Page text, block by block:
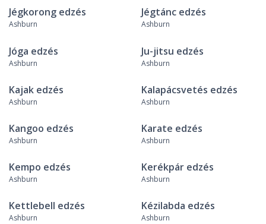
Jégkorong edzés
Ashburn
Jégtánc edzés
Ashburn
Jóga edzés
Ashburn
Ju-jitsu edzés
Ashburn
Kajak edzés
Ashburn
Kalapácsvetés edzés
Ashburn
Kangoo edzés
Ashburn
Karate edzés
Ashburn
Kempo edzés
Ashburn
Kerékpár edzés
Ashburn
Kettlebell edzés
Ashburn
Kézilabda edzés
Ashburn